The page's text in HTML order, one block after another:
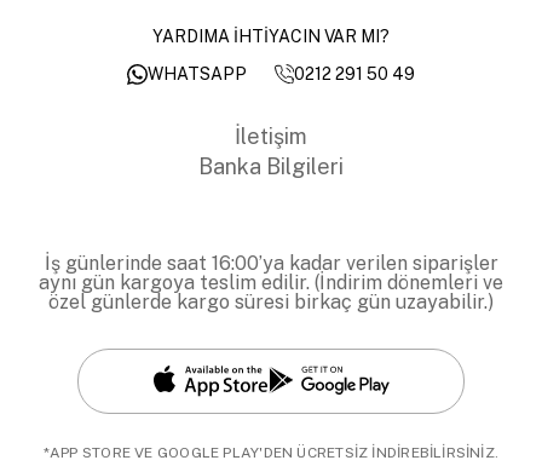
YARDIMA İHTİYACIN VAR MI?
WHATSAPP
0212 291 50 49
İletişim
Banka Bilgileri
İş günlerinde saat 16:00’ya kadar verilen siparişler
aynı gün kargoya teslim edilir. (İndirim dönemleri ve
özel günlerde kargo süresi birkaç gün uzayabilir.)
*APP STORE VE GOOGLE PLAY'DEN ÜCRETSİZ İNDİREBİLİRSİNİZ.